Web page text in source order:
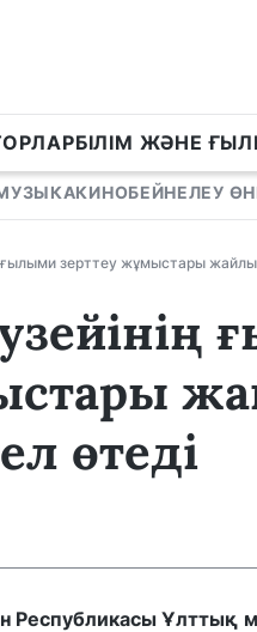
БІЛІМ ЖӘНЕ
КИНОБЕЙНЕЛЕУ
ғылыми зерттеу жұмыстары жайлы
өтеді
Республикасы Ұлттық